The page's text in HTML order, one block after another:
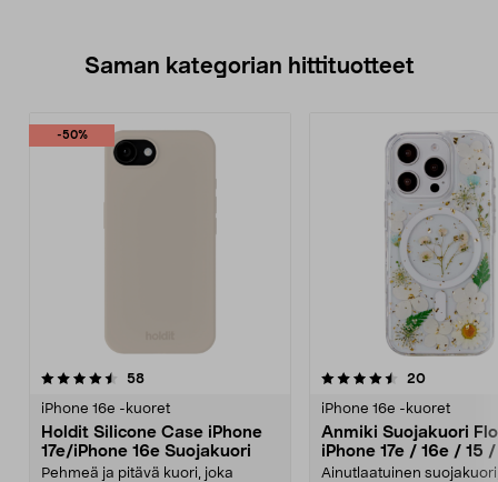
Saman kategorian hittituotteet
-50%
58arvostelut
iPhone 16e -kuoret
Holdit Silicone Case iPhone
17e/iPhone 16e Suojakuori
Pehmeä ja pitävä kuori, joka
4.5 viidestä
20arvostelut
iPhone 16e -kuoret
Anmiki Suojakuori
iPhone 17e / 16e / 15
Ainutlaatuinen
4.5 viidestä